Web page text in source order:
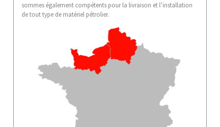
sommes également compétents pour la livraison et l’installation
de tout type de matériel pétrolier.